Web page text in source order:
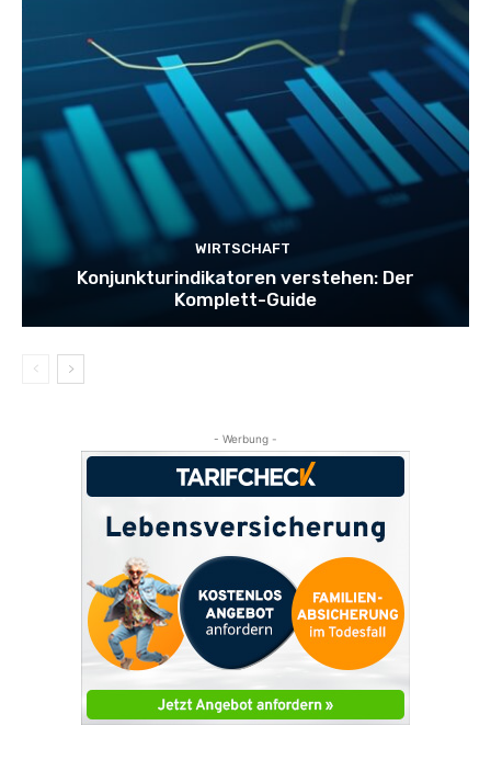
WIRTSCHAFT
Konjunkturindikatoren verstehen: Der
Komplett-Guide
- Werbung -